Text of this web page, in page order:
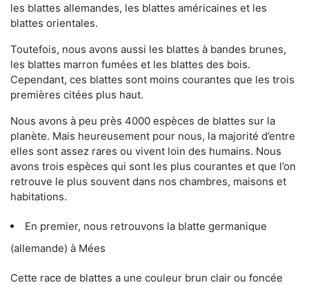
les blattes allemandes, les blattes américaines et les
blattes orientales.
Toutefois, nous avons aussi les blattes à bandes brunes,
les blattes marron fumées et les blattes des bois.
Cependant, ces blattes sont moins courantes que les trois
premières citées plus haut.
Nous avons à peu près 4000 espèces de blattes sur la
planète. Mais heureusement pour nous, la majorité d’entre
elles sont assez rares ou vivent loin des humains. Nous
avons trois espèces qui sont les plus courantes et que l’on
retrouve le plus souvent dans nos chambres, maisons et
habitations.
En premier, nous retrouvons la blatte germanique
(allemande) à Mées
Cette race de blattes a une couleur brun clair ou foncée